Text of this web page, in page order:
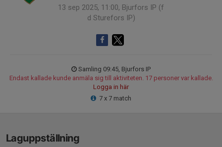
13 sep 2025, 11:00, Bjurfors IP (f
d Sturefors IP)
Samling 09:45, Bjurfors IP
Endast kallade kunde anmäla sig till aktiviteten. 17 personer var kallade.
Logga in här
7 x 7 match
Laguppställning